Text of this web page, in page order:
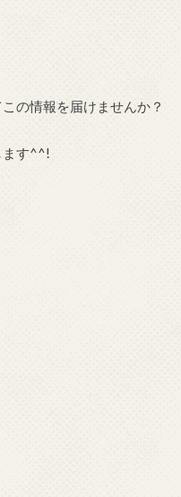
の情報を届けませんか？
ます^^!